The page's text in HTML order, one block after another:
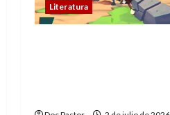
Literatura